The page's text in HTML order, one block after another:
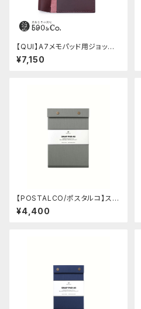
【QUI】A7メモパッド用ジョッタ
ー・ブッテーロ (ワイン)
¥7,150
【POSTALCO/ポスタルコ】スナ
ップパッド SQ A5 (Ash Gray)
¥4,400